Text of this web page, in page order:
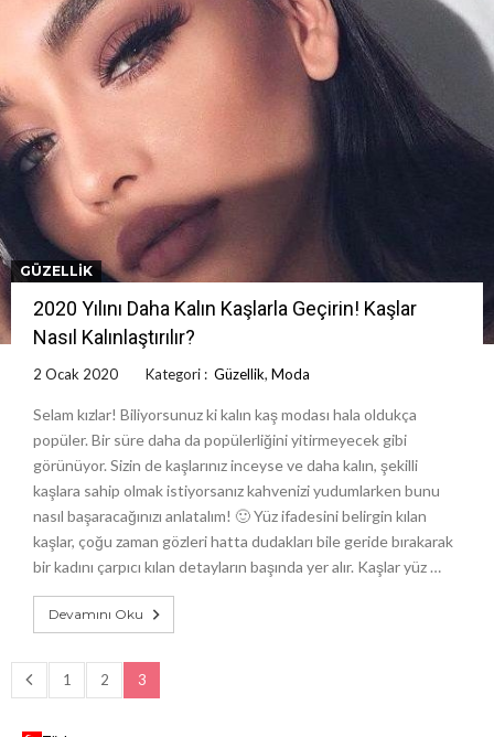
GÜZELLIK
2020 Yılını Daha Kalın Kaşlarla Geçirin! Kaşlar
Nasıl Kalınlaştırılır?
2 Ocak 2020 Kategori : Güzellik, Moda
Selam kızlar! Biliyorsunuz ki kalın kaş modası hala oldukça
popüler. Bir süre daha da popülerliğini yitirmeyecek gibi
görünüyor. Sizin de kaşlarınız inceyse ve daha kalın, şekilli
kaşlara sahip olmak istiyorsanız kahvenizi yudumlarken bunu
nasıl başaracağınızı anlatalım! 🙂 Yüz ifadesini belirgin kılan
kaşlar, çoğu zaman gözleri hatta dudakları bile geride bırakarak
bir kadını çarpıcı kılan detayların başında yer alır. Kaşlar yüz …
Devamını Oku
1 2 3